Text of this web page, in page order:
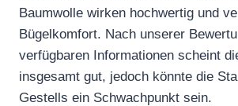
Baumwolle wirken hochwertig und
Bügelkomfort. Nach unserer
verfügbaren Informationen scheint
insgesamt gut, jedoch könnte die
Gestells ein Schwachpunkt sein.